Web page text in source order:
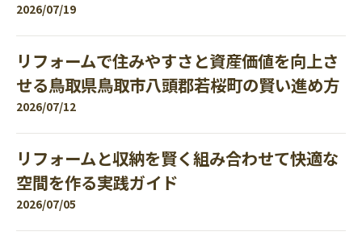
2026/07/19
リフォームで住みやすさと資産価値を向上さ
せる鳥取県鳥取市八頭郡若桜町の賢い進め方
2026/07/12
リフォームと収納を賢く組み合わせて快適な
空間を作る実践ガイド
2026/07/05